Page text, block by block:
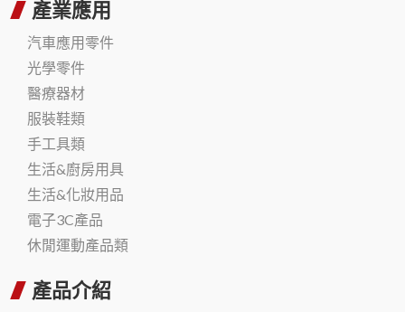
產業應用
汽車應用零件
光學零件
醫療器材
服裝鞋類
手工具類
生活&廚房用具
生活&化妝用品
電子3C產品
休閒運動產品類
產品介紹